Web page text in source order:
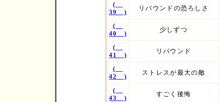
(
39 )
リバウンドの恐ろしさ
(
40 )
少しずつ
(
41 )
リバウンド
(
42 )
ストレスが最大の敵
(
43 )
すごく後悔